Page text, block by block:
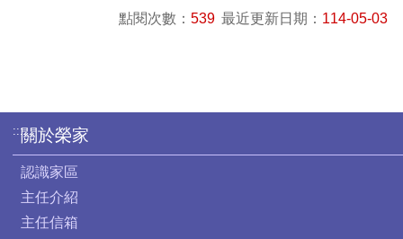
點閱次數： 539 最近更新日期： 114-05-03
:::關於榮家
認識家區
主任介紹
主任信箱